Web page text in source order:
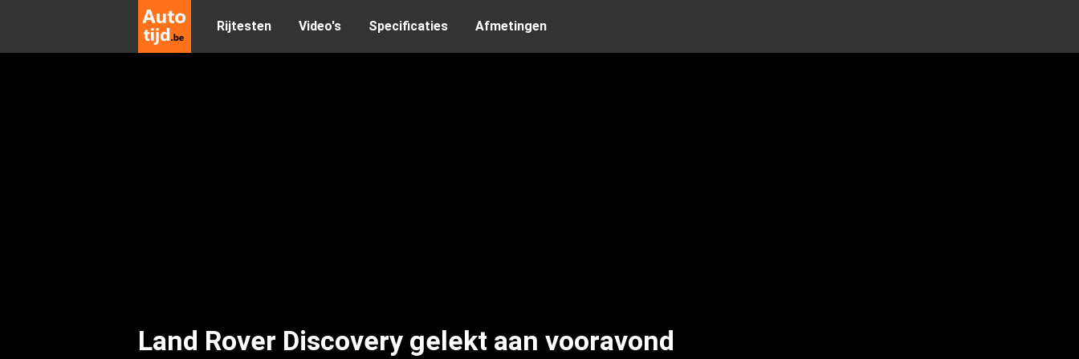
Rijtesten Video's Specificaties Afmetingen
Land Rover Discovery gelekt aan vooravond